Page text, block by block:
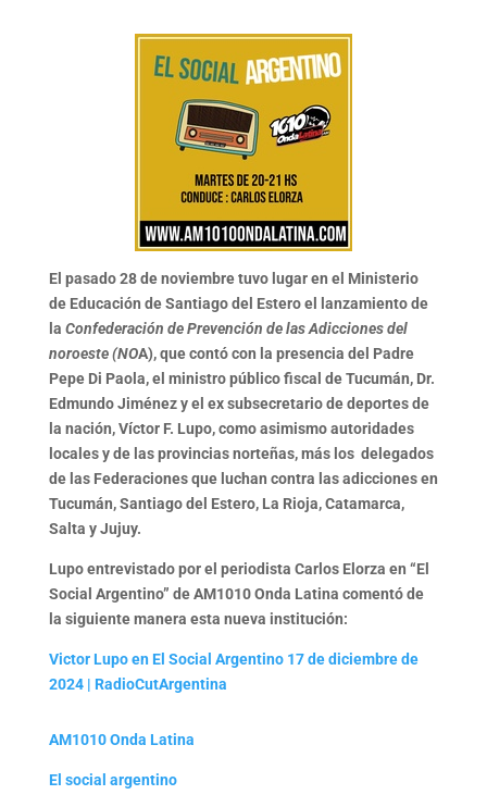
El pasado 28 de noviembre tuvo lugar en el Ministerio
de Educación de Santiago del Estero el lanzamiento de
la Confederación de Prevención de las Adicciones del
noroeste (NOA), que contó con la presencia del Padre
Pepe Di Paola, el ministro público fiscal de Tucumán, Dr.
Edmundo Jiménez y el ex subsecretario de deportes de
la nación, Víctor F. Lupo, como asimismo autoridades
locales y de las provincias norteñas, más los delegados
de las Federaciones que luchan contra las adicciones en
Tucumán, Santiago del Estero, La Rioja, Catamarca,
Salta y Jujuy.
Lupo entrevistado por el periodista Carlos Elorza en “El
Social Argentino” de AM1010 Onda Latina comentó de
la siguiente manera esta nueva institución:
Victor Lupo en El Social Argentino 17 de diciembre de
2024 | RadioCutArgentina
AM1010 Onda Latina
El social argentino